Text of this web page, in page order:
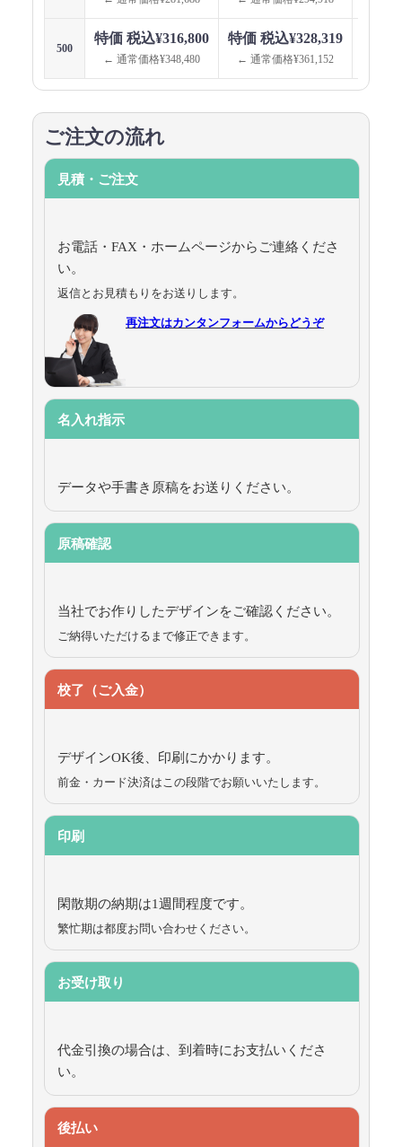
500
特価 税込¥316,800
← 通常価格¥348,480
特価 税込¥328,319
← 通常価格¥361,152
ご注文の流れ
見積・ご注文
お電話・FAX・ホームページからご連絡くださ
い。
返信とお見積もりをお送りします。
再注文はカンタンフォームからどうぞ
名入れ指示
データや手書き原稿をお送りください。
原稿確認
当社でお作りしたデザインをご確認ください。
ご納得いただけるまで修正できます。
校了（ご入金）
デザインOK後、印刷にかかります。
前金・カード決済はこの段階でお願いいたします。
印刷
閑散期の納期は1週間程度です。
繁忙期は都度お問い合わせください。
お受け取り
代金引換の場合は、到着時にお支払いくださ
い。
後払い